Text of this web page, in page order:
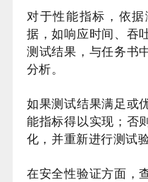
对于性能指标，依
据，如响应时间、吞
测试结果，与任务书
分析。
如果测试结果满足或
能指标得以实现；否
化，并重新进行测试验
在安全性验证方面，